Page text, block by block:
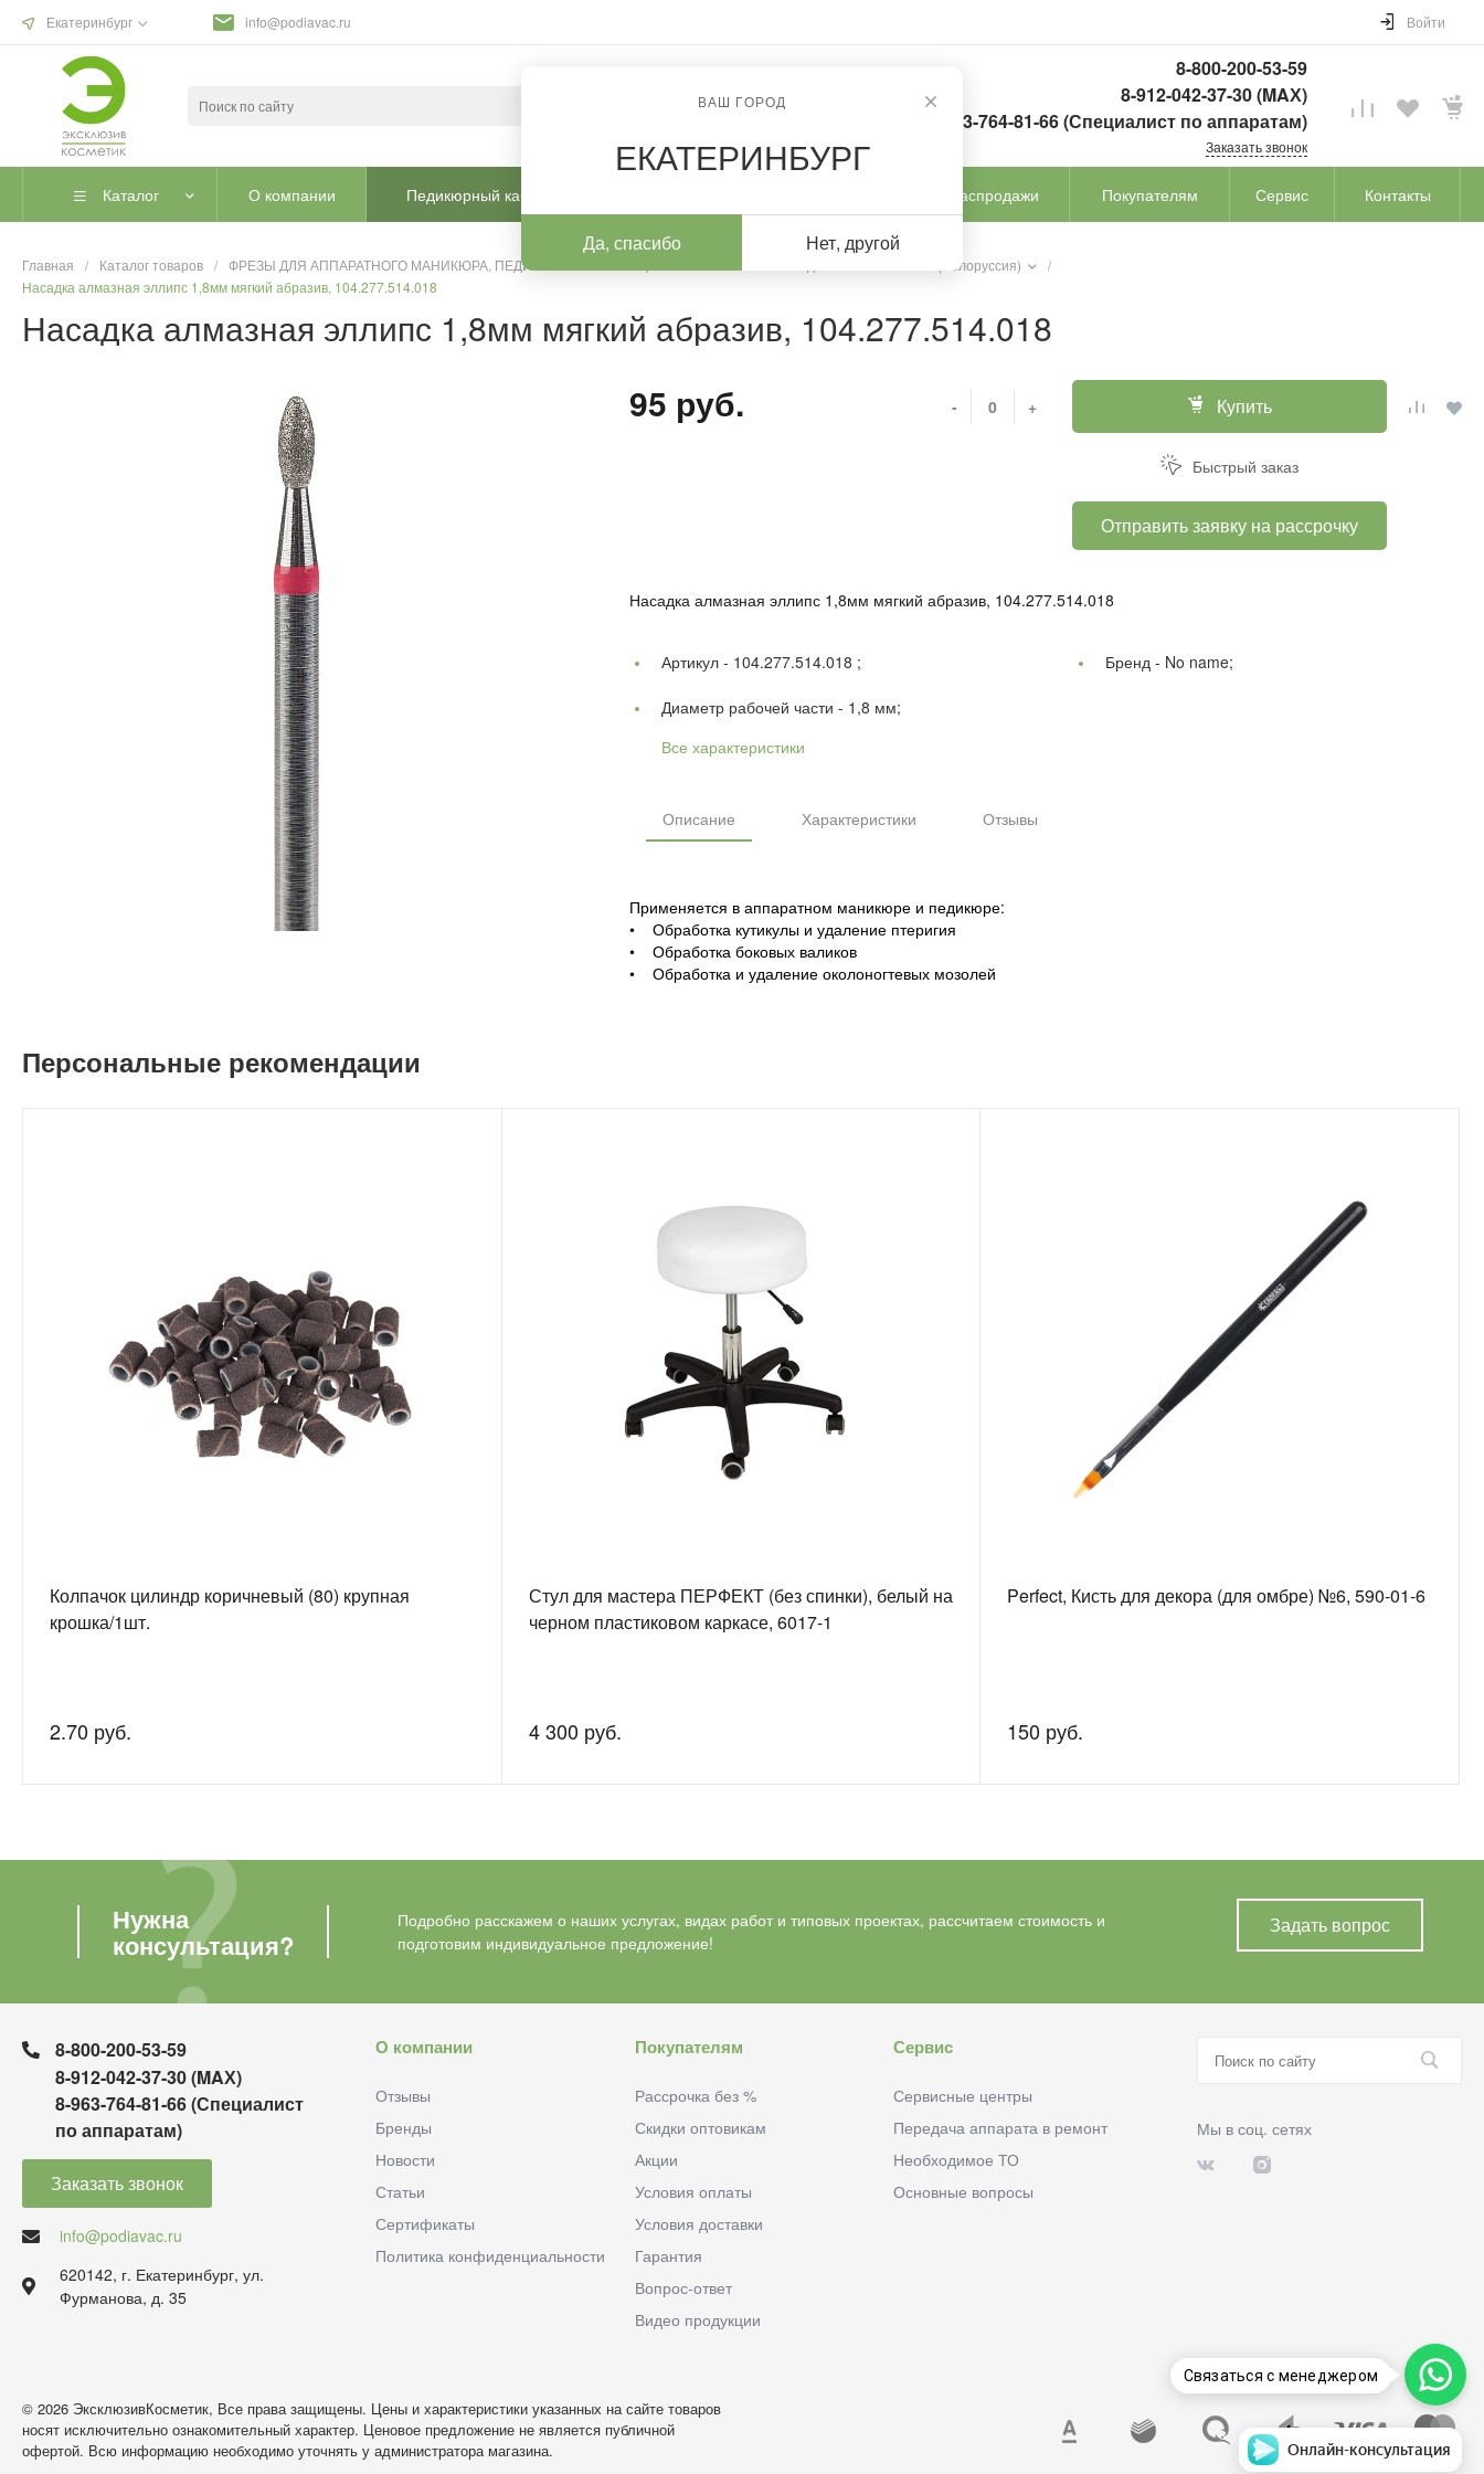
Екатеринбург
ВАШ ГОРОД
ЕКАТЕРИНБУРГ
Да, спасибо Нет, другой
info@podiavac.ru Войти
8-800-200-53-59
8-912-042-37-30 (MAХ)
8-963-764-81-66 (Специалист по аппаратам)
Заказать звонок
Каталог О компании Педикюрный кабинет Распродажи Покупателям Сервис Контакты
Главная / Каталог товаров / ФРЕЗЫ ДЛЯ АППАРАТНОГО МАНИКЮРА, ПЕДИКЮРА И КОРРЕКЦИИ Алмазные (Белоруссия)
/
Насадка алмазная эллипс 1,8мм мягкий абразив, 104.277.514.018
Насадка алмазная эллипс 1,8мм мягкий абразив, 104.277.514.018
95 руб.
- + Купить
Быстрый заказ
Отправить заявку на рассрочку
Насадка алмазная эллипс 1,8мм мягкий абразив, 104.277.514.018
Артикул - 104.277.514.018 ; Бренд - No name;
Диаметр рабочей части - 1,8 мм;
Все характеристики
Описание Характеристики Отзывы
Применяется в аппаратном маникюре и педикюре:
• Обработка кутикулы и удаление птеригия
• Обработка боковых валиков
• Обработка и удаление околоногтевых мозолей
Персональные рекомендации
Колпачок цилиндр коричневый (80) крупная
крошка/1шт.
2.70 руб.
Стул для мастера ПЕРФЕКТ (без спинки), белый на
черном пластиковом каркасе, 6017-1
4 300 руб.
Perfect, Кисть для декора (для омбре) №6, 590-01-6
150 руб.
Нужна
консультация?
Подробно расскажем о наших услугах, видах работ и типовых проектах, рассчитаем стоимость и
подготовим индивидуальное предложение!
Задать вопрос
8-800-200-53-59
8-912-042-37-30 (MAХ)
8-963-764-81-66 (Специалист
по аппаратам)
Заказать звонок
info@podiavac.ru
620142, г. Екатеринбург, ул.
Фурманова, д. 35
О компании
Отзывы
Бренды
Новости
Статьи
Сертификаты
Политика конфиденциальности
Покупателям
Рассрочка без %
Скидки оптовикам
Акции
Условия оплаты
Условия доставки
Гарантия
Вопрос-ответ
Видео продукции
Сервис
Сервисные центры
Передача аппарата в ремонт
Необходимое ТО
Основные вопросы
Мы в соц. сетях
© 2026 ЭксклюзивКосметик, Все права защищены. Цены и характеристики указанных на сайте товаров
носят исключительно ознакомительный характер. Ценовое предложение не является публичной
офертой. Всю информацию необходимо уточнять у администратора магазина.
Связаться с менеджером
Онлайн-консультация